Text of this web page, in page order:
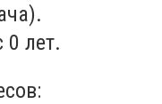
0 лет.